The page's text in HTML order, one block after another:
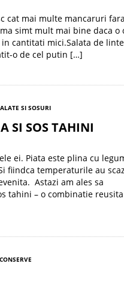
cat mai multe mancaruri
simt mult mai bine daca o
cantitati mici.Salata de
o de cel putin […]
SI SOSURI
SI SOS TAHINI
ei. Piata este plina cu
temperaturile au
Astazi am ales sa
tahini – o combinatie